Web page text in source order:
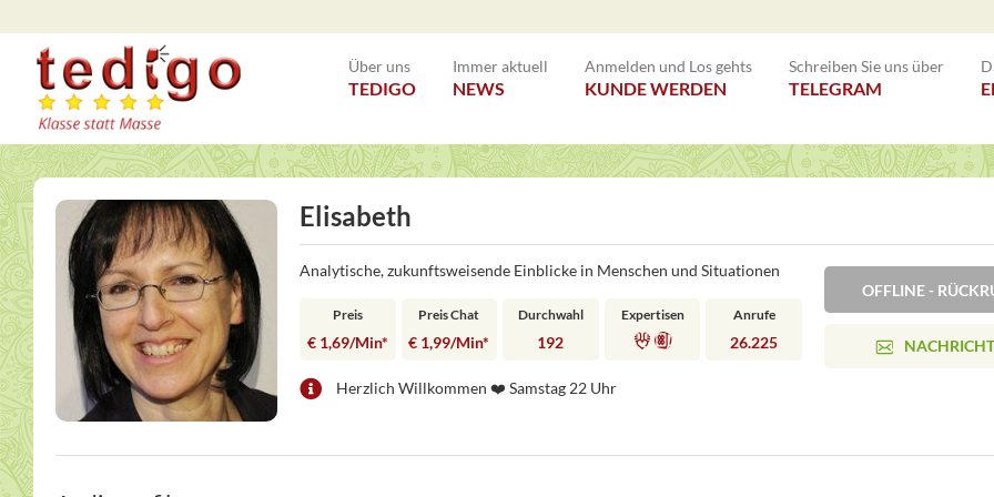
Über uns
TEDIGO
Immer aktuell
NEWS
Anmelden und Los gehts
KUNDE WERDEN
Schreiben Sie uns über
TELEGRAM
Elisabeth
Analytische, zukunftsweisende Einblicke in Menschen und Situationen
Preis
€ 1,69/Min*
Preis Chat
€ 1,99/Min*
Durchwahl
192
Expertisen Anrufe
26.225
Herzlich Willkommen ❤️ Samstag 22 Uhr
OFFLINE -
NACHRICHT